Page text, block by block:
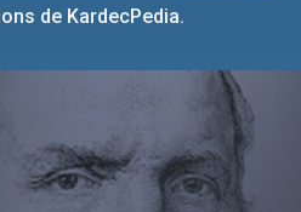
de KardecPedia.